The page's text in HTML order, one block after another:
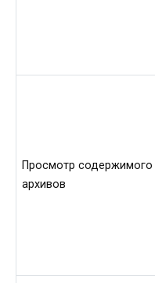
Просмотр содержимого
архивов